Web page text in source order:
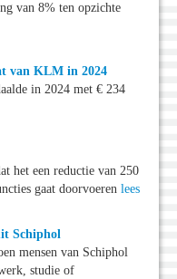
van 8% ten opzichte
van KLM in 2024
in 2024 met € 234
het een reductie van 250
gaat doorvoeren lees
Schiphol
mensen van Schiphol
studie of